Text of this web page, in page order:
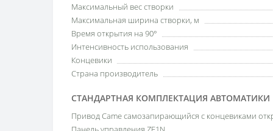
Максимальный вес створки
Максимальная ширина створки, м
Время открытия на 90°
Интенсивность использования
Концевики
Страна производитель
СТАНДАРТНАЯ КОМПЛЕКТАЦИЯ АВТОМАТИКИ
Привод Came самозапирающийся с концевиками